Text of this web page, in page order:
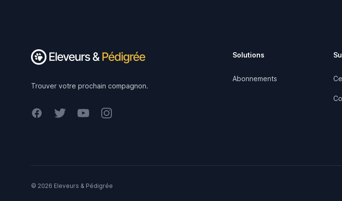
Trouver votre prochain compagnon.
FacebookTwitterYoutubeInstagram
Solutions
Abonnements
© 2026 Eleveurs & Pédigrée